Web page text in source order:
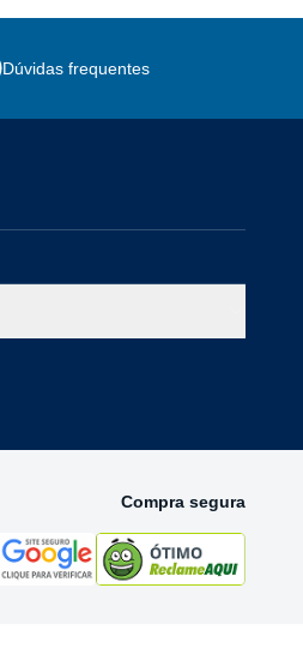
Dúvidas frequentes
Compra segura